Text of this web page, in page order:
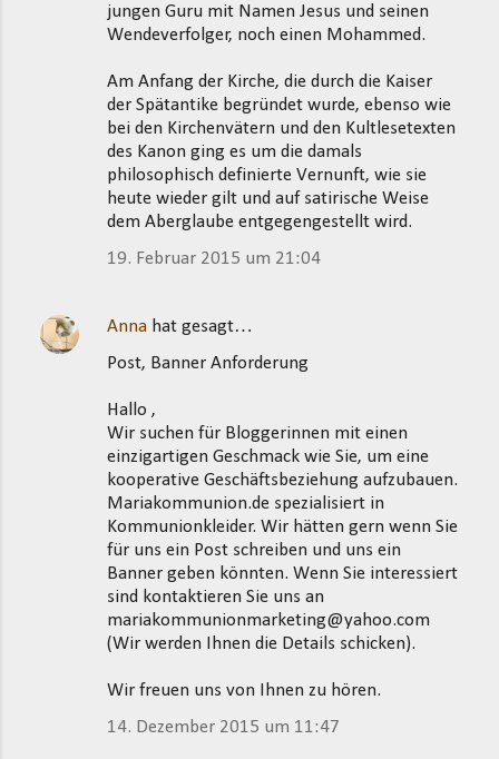
jungen Guru mit Namen Jesus und seinen
Wendeverfolger, noch einen Mohammed.
Am Anfang der Kirche, die durch die Kaiser
der Spätantike begründet wurde, ebenso wie
bei den Kirchenvätern und den Kultlesetexten
des Kanon ging es um die damals
philosophisch definierte Vernunft, wie sie
heute wieder gilt und auf satirische Weise
dem Aberglaube entgegengestellt wird.
19. Februar 2015 um 21:04
Anna hat gesagt…
Post, Banner Anforderung
Hallo ,
Wir suchen für Bloggerinnen mit einen
einzigartigen Geschmack wie Sie, um eine
kooperative Geschäftsbeziehung aufzubauen.
Mariakommunion.de spezialisiert in
Kommunionkleider. Wir hätten gern wenn Sie
für uns ein Post schreiben und uns ein
Banner geben könnten. Wenn Sie interessiert
sind kontaktieren Sie uns an
mariakommunionmarketing@yahoo.com
(Wir werden Ihnen die Details schicken).
Wir freuen uns von Ihnen zu hören.
14. Dezember 2015 um 11:47